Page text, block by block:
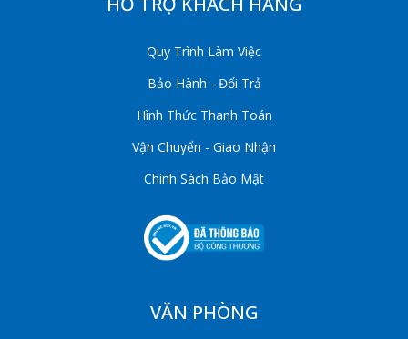
Quy Trình Làm Việc
Bảo Hành - Đổi Trả
Hình Thức Thanh Toán
Vận Chuyển - Giao Nhận
Chính Sách Bảo Mật
VĂN PHÒNG